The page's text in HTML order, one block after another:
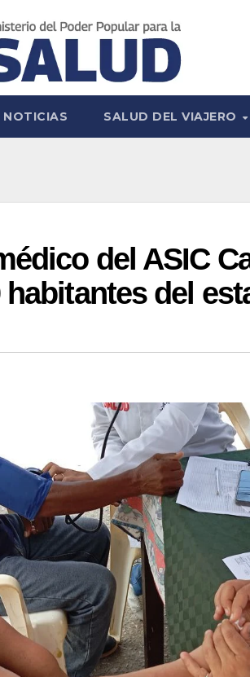
NOTICIAS SALUD DEL VIAJERO
del ASIC
habitantes del